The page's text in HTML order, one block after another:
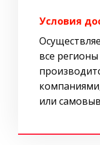
Условия
все
или